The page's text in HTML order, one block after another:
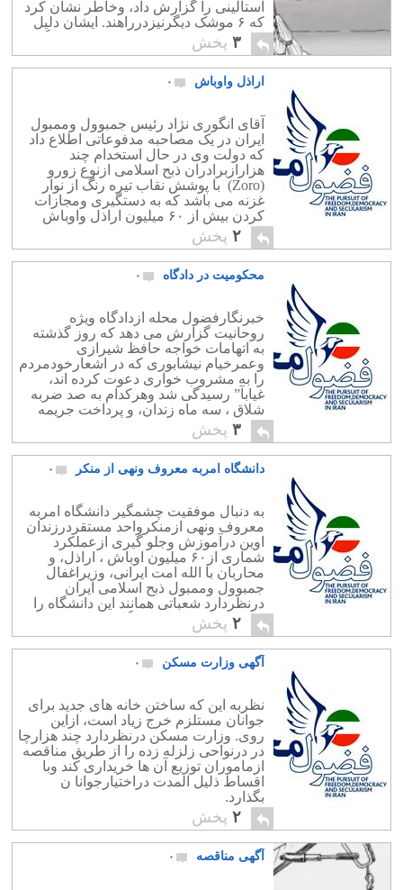
استالینی را گزارش داد، وخاطر نشان کرد
که ۶ موشک دیگرنیزدرراهند. ایشان دلیل
فرستادن این همه موشک به فضا را نگفت.
ولی در گفتگوی […]
۳ پخش
اراذل واوباش ۰
آقای انگوری نژاد رئیس جمبوول وممبول
ایران در یک مصاحبه مدفوعاتی اطلاع داد
که دولت وی در حال استخدام چند
هزارازبرادران ذبح اسلامی ازنوع زورو
(Zoro) با پوشش نقاب تیره رنگ از نوار
غزنه می باشد که به دستگیری ومجازات
کردن بیش از ۶۰ میلیون اراذل واوباش
ایران بپردازند.
۲ پخش
محکومیت در دادگاه ۰
خبرنگارفضول محله ازدادگاه ویژه
روحانیت گزارش می دهد که روز گذشته
به اتهامات خواجه حافظ شیرازی
وعمرخیام نیشابوری که در اشعارخودمردم
را به مشروب خواری دعوت کرده اند،
غیابآ” رسیدگی شد وهرکدام به صد ضربه
شلاق ، سه ماه زندان، و پرداخت جریمه
نقدی دوشتر محکوم شدند.
۳ پخش
دانشگاه امربه معروف ونهی از منکر ۰
به دنبال موفقیت چشمگیر دانشگاه امربه
معروف ونهی ازمنکرواحد مستقردرزندان
اوین درآموزش وجلو گیری ازعملکرد
شماری از۶۰ میلیون اوباش ، اراذل، و
محاربان با الله امت ایرانی، وزیراغفال
جمبوول وممبول ذبح اسلامی ایران
درنظردارد شعباتی همانند این دانشگاه را
بزودی درصدها بازداشتگاههای کرج
وشهرستان های دیگر دایرکند.
۲ پخش
آگهی وزارت مسکن ۰
نظربه این که ساختن خانه های جدید برای
جوانان مستلزم خرج زیاد است، ازاین
روی. وزارت مسکن درنظردارد چند هزارچا
در درنواحی زلزله زده را از طریق مناقصه
ازماموران توزیع آن ها خریداری کند وبا
اقساط ذلیل المدت دراختیارجوانا ن
بگذارد.
۲ پخش
آگهی مناقصه ۰